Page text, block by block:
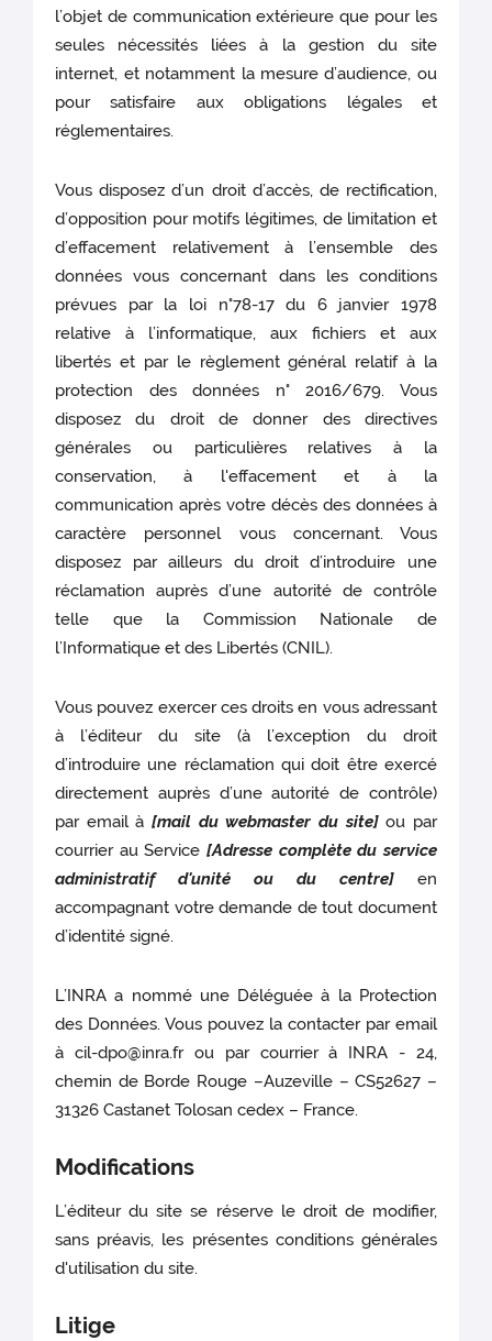
l’objet de communication extérieure que pour les
seules nécessités liées à la gestion du site
internet, et notamment la mesure d’audience, ou
pour satisfaire aux obligations légales et
réglementaires.
Vous disposez d’un droit d’accès, de rectification,
d’opposition pour motifs légitimes, de limitation et
d’effacement relativement à l’ensemble des
données vous concernant dans les conditions
prévues par la loi n°78-17 du 6 janvier 1978
relative à l’informatique, aux fichiers et aux
libertés et par le règlement général relatif à la
protection des données n° 2016/679. Vous
disposez du droit de donner des directives
générales ou particulières relatives à la
conservation, à l'effacement et à la
communication après votre décès des données à
caractère personnel vous concernant. Vous
disposez par ailleurs du droit d’introduire une
réclamation auprès d’une autorité de contrôle
telle que la Commission Nationale de
l’Informatique et des Libertés (CNIL).
Vous pouvez exercer ces droits en vous adressant
à l’éditeur du site (à l’exception du droit
d’introduire une réclamation qui doit être exercé
directement auprès d’une autorité de contrôle)
par email à[mail du webmaster du site]ou par
courrier au Service [Adresse complète du service
administratif d'unité ou du centre]en
accompagnant votre demande de tout document
d’identité signé.
L’INRA a nommé une Déléguée à la Protection
des Données. Vous pouvez la contacter par email
à cil-dpo@inra.fr ou par courrier à INRA - 24,
chemin de Borde Rouge –Auzeville – CS52627 –
31326 Castanet Tolosan cedex – France.
Modifications
L’éditeur du site se réserve le droit de modifier,
sans préavis, les présentes conditions générales
d'utilisation du site.
Litige